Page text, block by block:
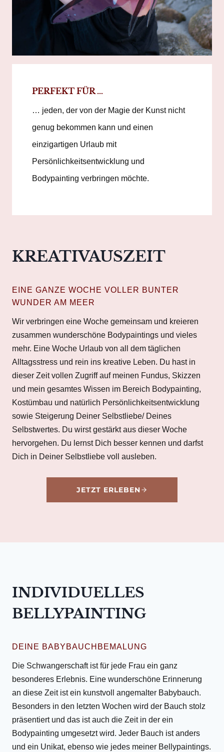
PERFEKT FÜR …
… jeden, der von der Magie der Kunst nicht
genug bekommen kann und einen
einzigartigen Urlaub mit
Persönlichkeitsentwicklung und
Bodypainting verbringen möchte.
KREATIVAUSZEIT
EINE GANZE WOCHE VOLLER BUNTER
WUNDER AM MEER
Wir verbringen eine Woche gemeinsam und kreieren
zusammen wunderschöne Bodypaintings und vieles
mehr. Eine Woche Urlaub von all dem täglichen
Alltagsstress und rein ins kreative Leben. Du hast in
dieser Zeit vollen Zugriff auf meinen Fundus, Skizzen
und mein gesamtes Wissen im Bereich Bodypainting,
Kostümbau und natürlich Persönlichkeitsentwicklung
sowie Steigerung Deiner Selbstliebe/ Deines
Selbstwertes. Du wirst gestärkt aus dieser Woche
hervorgehen. Du lernst Dich besser kennen und darfst
Dich in Deiner Selbstliebe voll ausleben.
JETZT ERLEBEN
INDIVIDUELLES
BELLYPAINTING
DEINE BABYBAUCHBEMALUNG
Die Schwangerschaft ist für jede Frau ein ganz
besonderes Erlebnis. Eine wunderschöne Erinnerung
an diese Zeit ist ein kunstvoll angemalter Babybauch.
Besonders in den letzten Wochen wird der Bauch stolz
präsentiert und das ist auch die Zeit in der ein
Bodypainting umgesetzt wird. Jeder Bauch ist anders
und ein Unikat, ebenso wie jedes meiner Bellypaintings.